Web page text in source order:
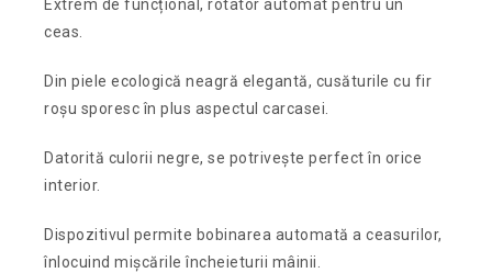
Extrem de funcțional, rotator automat pentru un
ceas.
Din piele ecologică neagră elegantă, cusăturile cu fir
roșu sporesc în plus aspectul carcasei.
Datorită culorii negre, se potrivește perfect în orice
interior.
Dispozitivul permite bobinarea automată a ceasurilor,
înlocuind mișcările încheieturii mâinii.